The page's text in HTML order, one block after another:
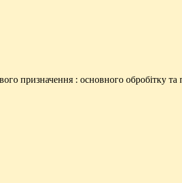
призначення : основного обробітку та